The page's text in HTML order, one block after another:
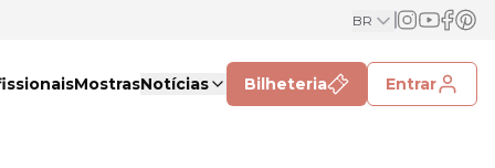
BR
MostrasNotícias Bilheteria Entrar